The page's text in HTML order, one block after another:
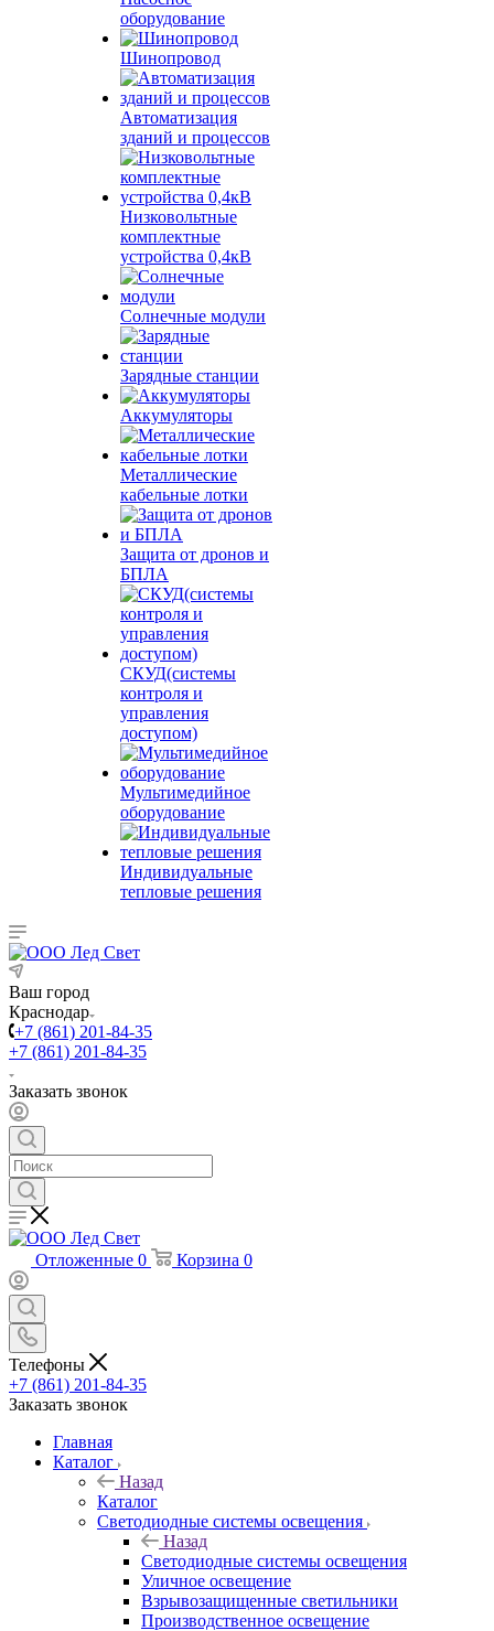
оборудование
Шинопровод
Автоматизация
зданий и процессов
Низковольтные
комплектные
устройства 0,4кВ
Солнечные модули
Зарядные станции
Аккумуляторы
Металлические
кабельные лотки
Защита от дронов и
БПЛА
СКУД(системы
контроля и
управления
доступом)
Мультимедийное
оборудование
Индивидуальные
тепловые решения
Ваш город
Краснодар
+7 (861) 201-84-35
+7 (861) 201-84-35
Заказать звонок
Отложенные 0 Корзина 0
Телефоны
+7 (861) 201-84-35
Заказать звонок
Главная
Каталог
Назад
Каталог
Светодиодные системы освещения
Назад
Светодиодные системы освещения
Уличное освещение
Взрывозащищенные светильники
Производственное освещение